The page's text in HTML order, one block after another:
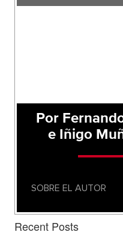
Por
e Iñigo
SOBRE EL AUTOR
Recent Posts